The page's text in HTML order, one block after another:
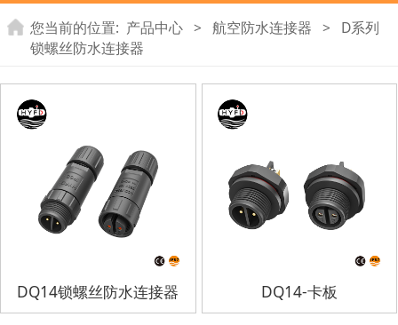
您当前的位置: 产品中心 > 航空防水连接器 >
D系列
锁螺丝防水连接器
DQ14锁螺丝防水连接器 DQ14-卡板